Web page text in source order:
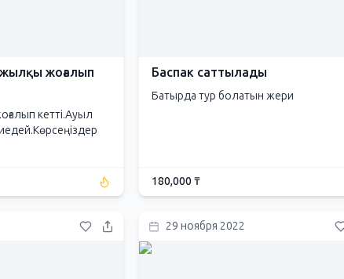
жоғалып
кетті.Ауыл
Баспак саттылады
Батырда тур болатын жери
180,000 ₸
29 ноября 2022